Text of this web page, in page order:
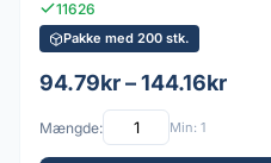
11626
Pakke med 200 stk.
94.79kr – 144.16kr
Mængde: Min: 1